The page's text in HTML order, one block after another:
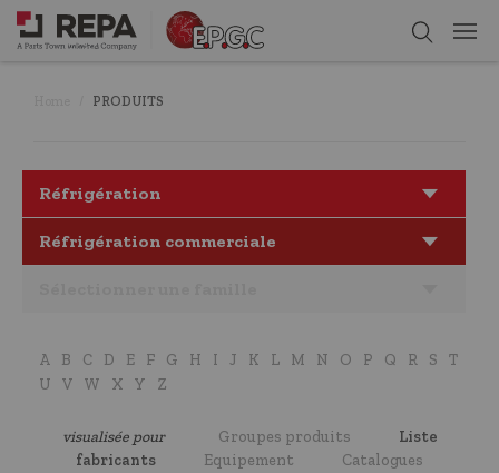
PRODUITS
Réfrigération
Réfrigération commerciale
A B C D E F G H I J K L M N O P Q R S
T
U
V W X Y Z
visualisée pour Groupes produits
Liste
fabricants
Equipement
Catalogues